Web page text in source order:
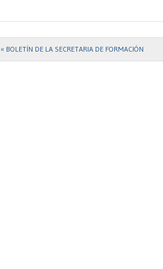
Post navigation
« BOLETÍN DE LA SECRETARIA DE FORMACIÓN